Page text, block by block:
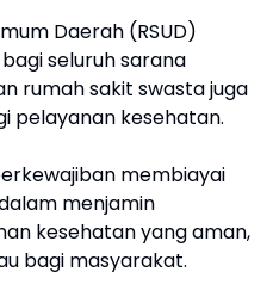
Daerah (RSUD)
seluruh sarana
rumah sakit swasta juga
pelayanan kesehatan.
membiayai
menjamin
kesehatan yang aman,
bagi masyarakat.